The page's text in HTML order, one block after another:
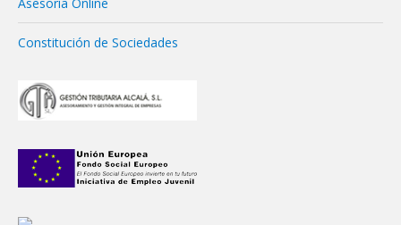
Constitución de Sociedades